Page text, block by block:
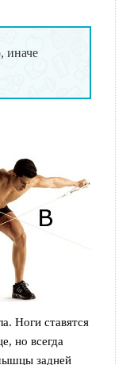
иначе
Ноги ставятся
но всегда
задней